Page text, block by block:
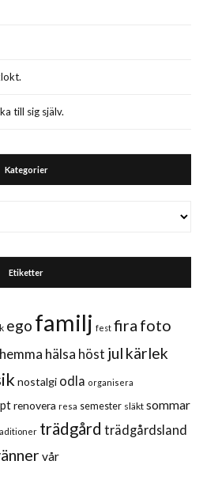
till sig själv.
Kategorier
Etiketter
ego familj fest fira foto
hemma hälsa höst jul kärlek
nostalgi odla organisera
renovera resa semester släkt sommar
trädgård trädgårdsland
vår